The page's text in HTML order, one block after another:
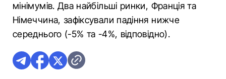
мінімумів. Два найбільші ринки, Франція та
Німеччина, зафіксували падіння нижче
середнього (-5% та -4%, відповідно).